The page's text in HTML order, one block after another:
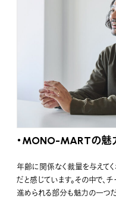
・MONO-MARTの魅
年齢に関係なく裁量を与えて
だと感じています。その中で、
進められる部分も魅力の一つだ